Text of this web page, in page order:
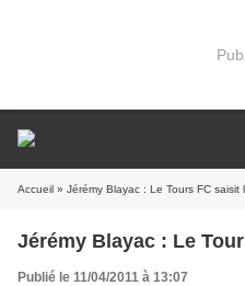
Accueil » Jérémy Blayac : Le Tours FC saisit
Jérémy Blayac : Le
Publié le 11/04/2011 à 13:07